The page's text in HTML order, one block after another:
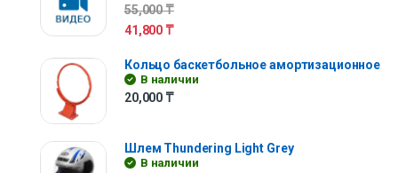
55,000₸
41,800 ₸
Кольцо баскетбольное амортизационное
В наличии
20,000 ₸
Шлем Thundering Light Grey
В наличии